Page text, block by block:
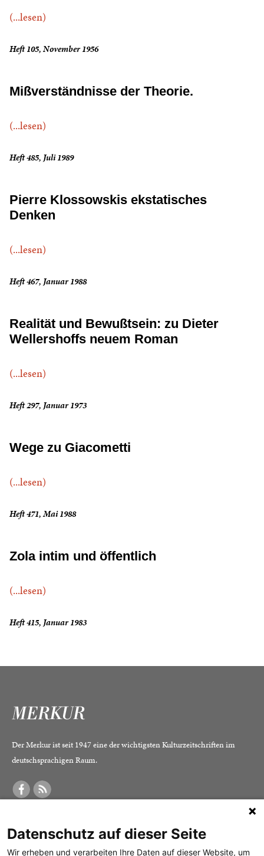
(...lesen)
Heft 105, November 1956
Mißverständnisse der Theorie.
(...lesen)
Heft 485, Juli 1989
Pierre Klossowskis ekstatisches
Denken
(...lesen)
Heft 467, Januar 1988
Realität und Bewußtsein: zu Dieter
Wellershoffs neuem Roman
(...lesen)
Heft 297, Januar 1973
Wege zu Giacometti
(...lesen)
Heft 471, Mai 1988
Zola intim und öffentlich
(...lesen)
Heft 415, Januar 1983
Der Merkur ist seit 1947 eine der wichtigsten Kulturzeitschriften im
deutschsprachigen Raum.
Was ist der Merkur?
Herausgeber /
Alle Abos im Überblick
Print-Abo
Impressum
Datenschutz
Datenschutz auf dieser Seite
Wir erheben und verarbeiten Ihre Daten auf dieser Website, um